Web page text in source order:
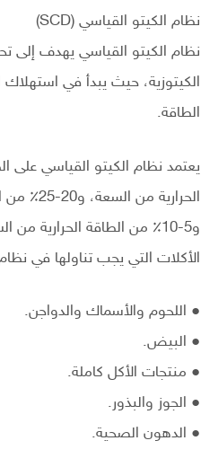
نظام الكيتو القياسي (SCD)
نظام الكيتو القياسي يهدف إلى
الكيتوزية، حيث يبدأ في استهلاك
الطاقة.
الحرارية
و5-10٪ من الطاقة الحرارية
الأكلات التي يجب تناولها في
● اللحوم والأسماك والدواجن.
● البيض.
● منتجات الأكل كاملة.
● الجوز والبذور.
● الدهون الصحية.